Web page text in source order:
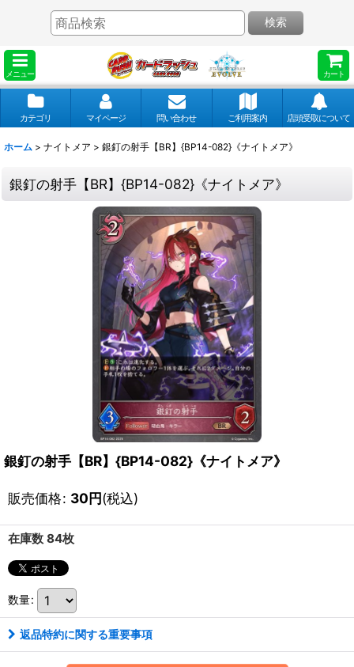
メニュー カート
検索
カテゴリ マイページ 問い合わせ ご利用案内 店頭受取について
ホーム > ナイトメア > 銀釘の射手【BR】{BP14-082}《ナイトメア》
銀釘の射手【BR】{BP14-082}《ナイトメア》
銀釘の射手【BR】{BP14-082}《ナイトメア》
販売価格: 30円(税込)
在庫数 84枚
数量:
返品特約に関する重要事項